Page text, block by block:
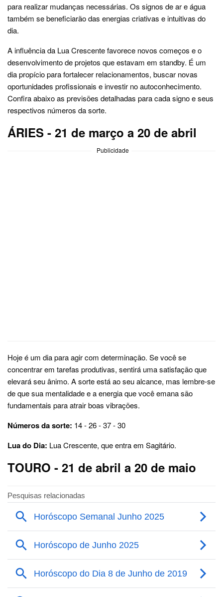
para realizar mudanças necessárias. Os signos de ar e água
também se beneficiarão das energias criativas e intuitivas do
dia.
A influência da Lua Crescente favorece novos começos e o
desenvolvimento de projetos que estavam em standby. É um
dia propício para fortalecer relacionamentos, buscar novas
oportunidades profissionais e investir no autoconhecimento.
Confira abaixo as previsões detalhadas para cada signo e seus
respectivos números da sorte.
ÁRIES - 21 de março a 20 de abril
Publicidade
Hoje é um dia para agir com determinação. Se você se
concentrar em tarefas produtivas, sentirá uma satisfação que
elevará seu ânimo. A sorte está ao seu alcance, mas lembre-se
de que sua mentalidade e a energia que você emana são
fundamentais para atrair boas vibrações.
Números da sorte: 14 - 26 - 37 - 30
Lua do Dia: Lua Crescente, que entra em Sagitário.
TOURO - 21 de abril a 20 de maio